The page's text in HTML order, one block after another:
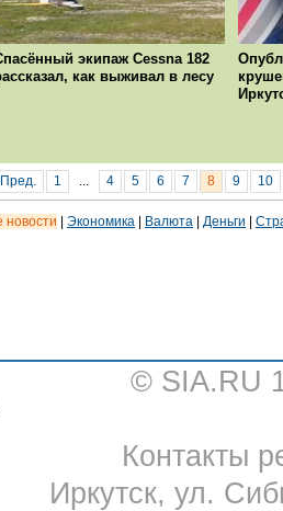
экипаж Cessna 182
как выживал в лесу
1 ... 4 5 6 7 8 9 10
новости Экономика Валюта Деньги
© SIA.RU
Контакты
Иркутск, ул.